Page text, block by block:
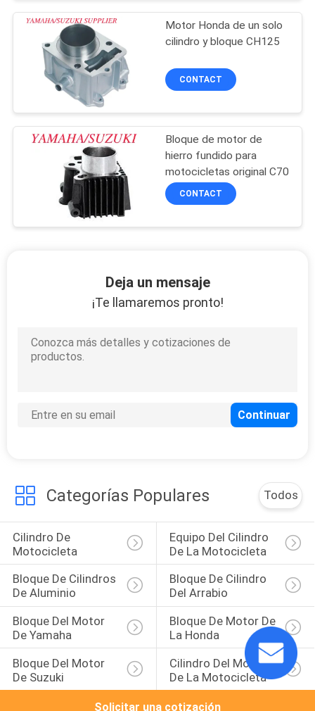
Motor Honda de un solo
cilindro y bloque CH125
CONTACT
Bloque de motor de
hierro fundido para
motocicletas original C70
CONTACT
Deja un mensaje
¡Te llamaremos pronto!
Categorías Populares Todos
Cilindro De
Motocicleta
Equipo Del Cilindro
De La Motocicleta
Bloque De Cilindros
De Aluminio
Bloque De Cilindro
Del Arrabio
Bloque Del Motor
De Yamaha
Bloque De Motor De
La Honda
Bloque Del Motor
De Suzuki
Cilindro Del Motor
De La Motocicleta
Solicitar una cotización